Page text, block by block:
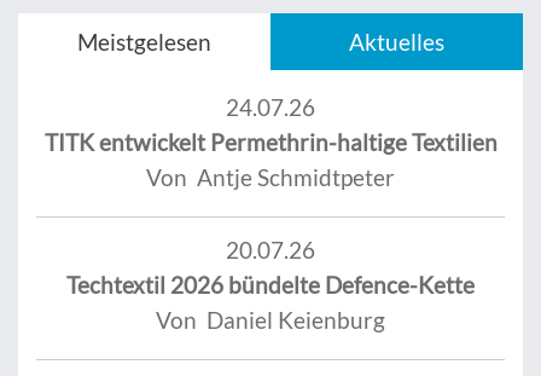
Meistgelesen Aktuelles
24.07.26
TITK entwickelt Permethrin-haltige Textilien
Von Antje Schmidtpeter
20.07.26
Techtextil 2026 bündelte Defence-Kette
Von Daniel Keienburg